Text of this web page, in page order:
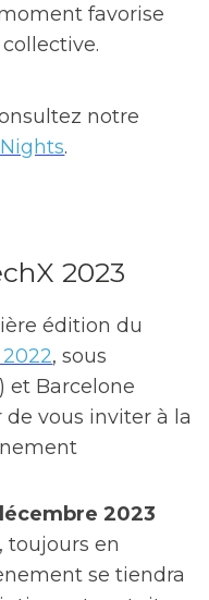
favorise
notre
.
2023
édition du
, sous
et Barcelone
de vous inviter à la
2023
toujours en
se tiendra